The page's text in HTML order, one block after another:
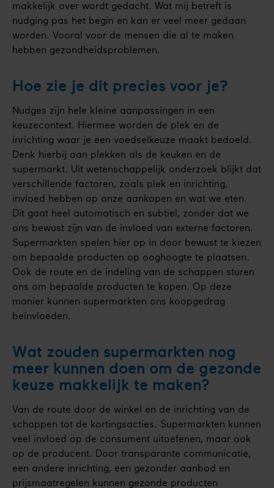
makkelijk over wordt gedacht. Wat mij betreft is
nudging pas het begin en kan er veel meer gedaan
worden. Vooral voor de mensen die al te maken
hebben gezondheidsproblemen.
Hoe zie je dit precies voor je?
Nudges zijn hele kleine aanpassingen in een
keuzecontext. Hiermee worden de plek en de
inrichting waar je een voedselkeuze maakt bedoeld.
Denk hierbij aan plekken als de keuken en de
supermarkt. Uit wetenschappelijk onderzoek blijkt dat
verschillende factoren, zoals plek en inrichting,
invloed hebben op onze aankopen en wat we eten.
Dit gaat heel automatisch en subtiel, zonder dat we
ons bewust zijn van de invloed van externe factoren.
Supermarkten spelen hier op in door bewust te kiezen
om bepaalde producten op ooghoogte te plaatsen.
Ook de route en de indeling van de schappen sturen
ons om bepaalde producten te kopen. Op deze
manier kunnen supermarkten ons koopgedrag
beïnvloeden.
Wat zouden supermarkten nog
meer kunnen doen om de gezonde
keuze makkelijk te maken?
Van de route door de winkel en de inrichting van de
schappen tot de kortingsacties. Supermarkten kunnen
veel invloed op de consument uitoefenen, maar ook
op de producent. Door transparante communicatie,
een andere inrichting, een gezonder aanbod en
prijsmaatregelen kunnen gezonde producten